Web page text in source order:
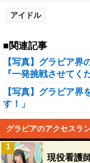
アイドル
■関連記事
【写真】グラビア
『一発挑戦させてく
【写真】グラビア
す！」
グラビアのアクセスラ
現役看護
1